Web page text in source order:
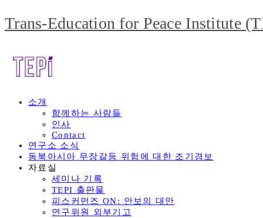
Trans-Education for Peace Institute
소개
함께하는 사람들
인사
Contact
연구소 소식
동북아시아 무장갈등 위험에 대한 조기경보
자료실
세미나 기록
TEPI 출판물
피스커먼즈 ON: 안보의 대안
연구위원 외부기고